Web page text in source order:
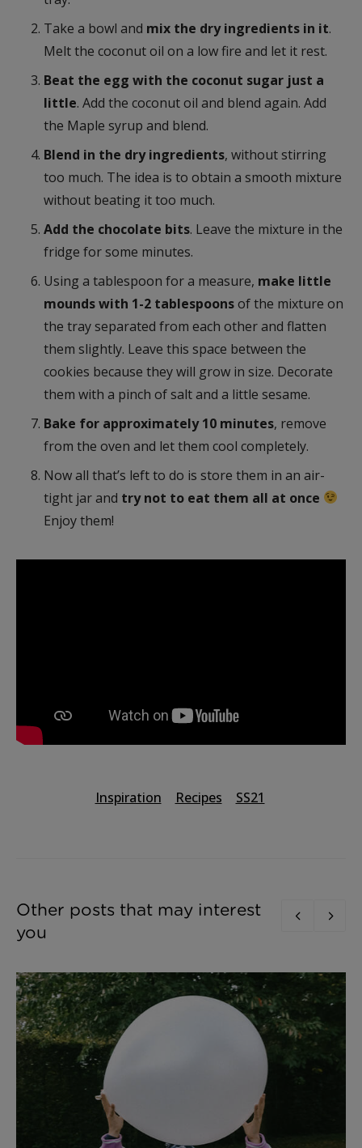
Take a bowl and mix the dry ingredients in it.
Melt the coconut oil on a low fire and let it rest.
Beat the egg with the coconut sugar just a
little. Add the coconut oil and blend again. Add
the Maple syrup and blend.
Blend in the dry ingredients, without stirring
too much. The idea is to obtain a smooth mixture
without beating it too much.
Add the chocolate bits. Leave the mixture in the
fridge for some minutes.
Using a tablespoon for a measure, make little
mounds with 1-2 tablespoonsof the mixture on
the tray separated from each other and flatten
them slightly. Leave this space between the
cookies because they will grow in size. Decorate
them with a pinch of salt and a little sesame.
Bake for approximately 10 minutes, remove
from the oven and let them cool completely.
Now all that’s left to do is store them in an air-
tight jar and try not to eat them all at once
Enjoy them!
Inspiration Recipes SS21
Other posts that may interest
you